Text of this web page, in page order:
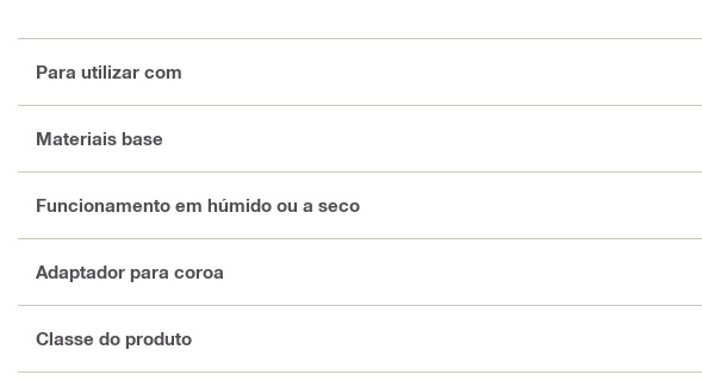
Para utilizar com
Materiais base
Funcionamento em húmido ou a seco
Adaptador para coroa
Classe do produto